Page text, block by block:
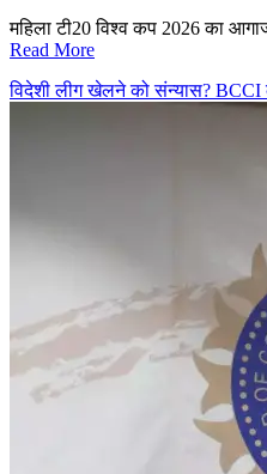
महिला टी20 विश्व कप 2026 का
Read More
विदेशी लीग खेलने को संन्यास? BCCI